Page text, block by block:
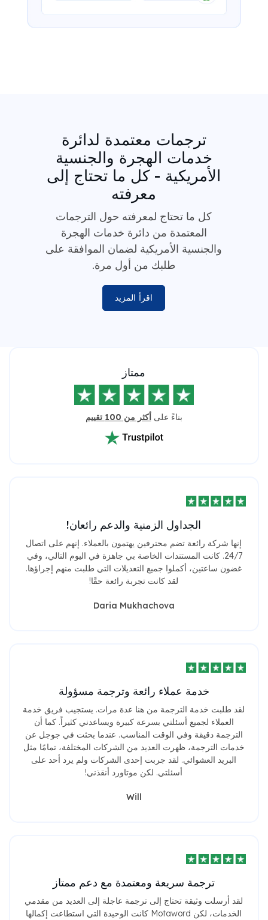
ترجمات معتمدة لدائرة
خدمات الهجرة والجنسية
الأمريكية - كل ما تحتاج إلى
معرفته
كل ما تحتاج لمعرفته حول الترجمات
المعتمدة من دائرة خدمات الهجرة
والجنسية الأمريكية لضمان الموافقة على
طلبك من أول مرة.
اقرأ المزيد
ممتاز
بناءً على أكثر من 100 تقييم
الجداول الزمنية والدعم رائعان!
إنها شركة رائعة تضم محترفين يهتمون بالعملاء. إنهم على اتصال
24/7. كانت المستندات الخاصة بي جاهزة في اليوم التالي، وفي
غضون ساعتين، أكملوا جميع التعديلات التي طلبت منهم إجراؤها.
لقد كانت تجربة رائعة حقًا!
Daria Mukhachova
خدمة عملاء رائعة وترجمة مسؤولة
لقد طلبت خدمة الترجمة من هنا عدة مرات. يستجيب فريق خدمة
العملاء لجميع أسئلتي بسرعة كبيرة ويساعدني كثيراً. كما أن
الترجمة دقيقة وفي الوقت المناسب. عندما بحثت في جوجل عن
خدمات الترجمة، ظهرت العديد من الشركات المختلفة، تمامًا مثل
البريد العشوائي. لقد جربت إحدى الشركات ولم يرد أحد على
أسئلتي. لكن موتاورد أنقذني!
Will
ترجمة سريعة ومعتمدة مع دعم ممتاز
لقد أرسلت وثيقة تحتاج إلى ترجمة عاجلة إلى العديد من مقدمي
الخدمات، لكن Motaword كانت الوحيدة التي استطاعت إكمالها